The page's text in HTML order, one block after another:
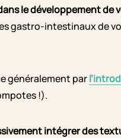
le développement de
gastro-intestinaux de
généralement par
!).
intégrer des